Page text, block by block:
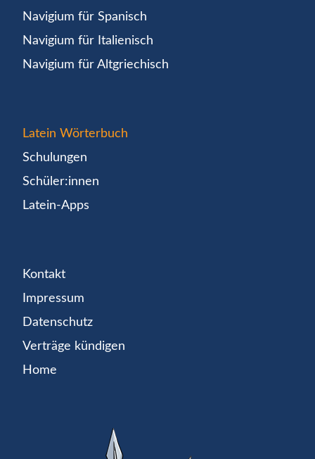
Navigium für Spanisch
Navigium für Italienisch
Navigium für Altgriechisch
Latein Wörterbuch
Schulungen
Schüler:innen
Latein-Apps
Kontakt
Impressum
Datenschutz
Verträge kündigen
Home